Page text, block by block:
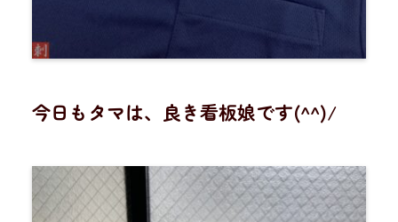
今日もタマは、良き看板娘です(^^)/